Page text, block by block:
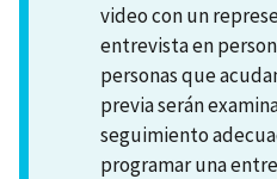
video con un
entrevista en
personas que
previa serán
seguimiento
programar una